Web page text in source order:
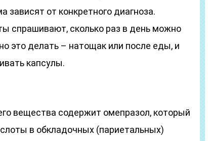
зависят от конкретного диагноза.
спрашивают, сколько раз в день можно
это делать – натощак или после еды, и
капсулы.
вещества содержит омепразол, который
в обкладочных (париетальных)